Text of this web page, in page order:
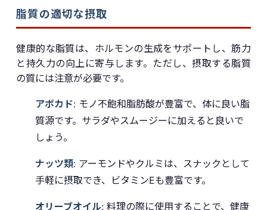
脂質の適切な摂取
健康的な脂質は、ホルモンの生成をサポートし、筋力
と持久力の向上に寄与します。ただし、摂取する脂質
の質には注意が必要です。
アボカド: モノ不飽和脂肪酸が豊富で、体に良い脂
質源です。サラダやスムージーに加えると良いで
しょう。
ナッツ類: アーモンドやクルミは、スナックとして
手軽に摂取でき、ビタミンEも豊富です。
オリーブオイル: 料理の際に使用することで、健康